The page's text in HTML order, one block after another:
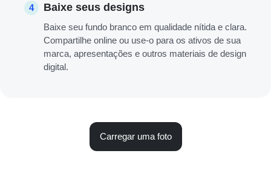
4 Baixe seus designs
Baixe seu fundo branco em qualidade nítida e clara.
Compartilhe online ou use-o para os ativos de sua
marca, apresentações e outros materiais de design
digital.
Carregar uma foto